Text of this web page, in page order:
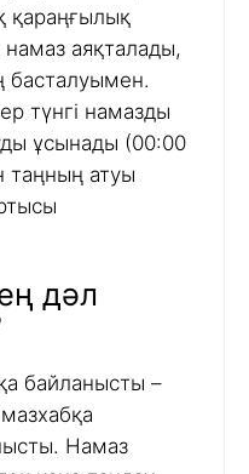
қараңғылық
аяқталады,
басталуымен.
түнгі намазды
ұсынады (00:00
таңның атуы
дәл
байланысты –
Намаз